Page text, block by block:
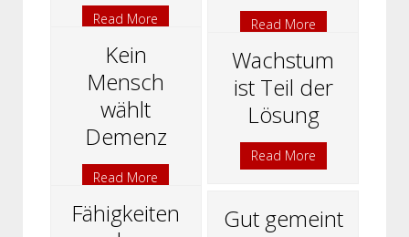
Read More Read More
Kein
Mensch
wählt
Demenz
Read More
Wachstum
ist Teil der
Lösung
Read More
Fähigkeiten
Gut gemeint